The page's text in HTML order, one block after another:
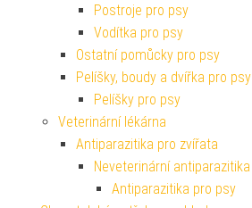
Postroje pro psy
Vodítka pro psy
Ostatní pomůcky pro psy
Pelíšky, boudy a dvířka pro psy
Pelíšky pro psy
Veterinární lékárna
Antiparazitika pro zvířata
Neveterinární antiparazitika
Antiparazitika pro psy